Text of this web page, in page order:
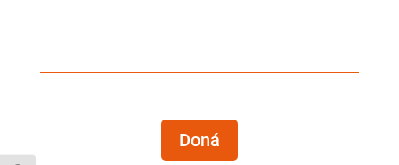
Doná